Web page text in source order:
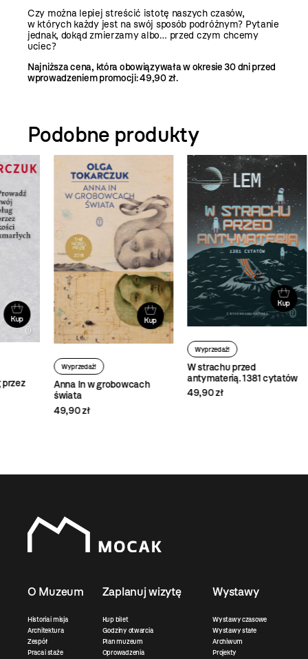
Czy można lepiej streścić istotę naszych czasów,
w których każdy jest na swój sposób podróżnym? Pytanie
jednak, dokąd zmierzamy albo… przed czym chcemy
uciec?
Najniższa cena, która obowiązywała w okresie 30 dni przed
wprowadzeniem promocji: 49,90 zł.
Podobne produkty
Kup
Wyprzedaż!
Anna In w grobowcach
świata
49,90 zł
Wyprzedaż!
W strachu przed
antymaterią. 1381 cytatów
49,90 zł
O Muzeum
Historia i misja
Architektura
Zespół
Praca i staże
Zaplanuj wizytę
Kup bilet
Godziny otwarcia
Plan muzeum
Oprowadzenia
Wystawy
Wystawy czasowe
Wystawy stałe
Archiwum
Projekty